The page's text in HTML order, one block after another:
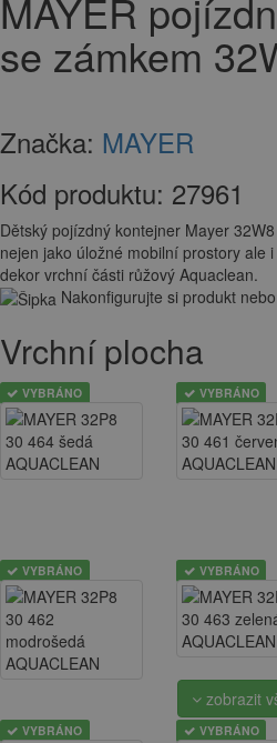
se zámkem
Značka: MAYER
Kód produktu: 27961
Dětský pojízdný kontejner Mayer
nejen jako úložné mobilní prostory ale
dekor vrchní části růžový Aquaclean.
Nakonfigurujte si produkt
Vrchní plocha
VYBRÁNO VYBRÁNO
VYBRÁNO VYBRÁNO
zobrazit
VYBRÁNO VYBRÁNO